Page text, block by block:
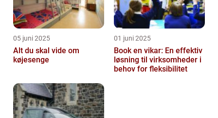
05 juni 2025
Alt du skal vide om
køjesenge
01 juni 2025
Book en vikar: En effektiv
løsning til virksomheder i
behov for fleksibilitet